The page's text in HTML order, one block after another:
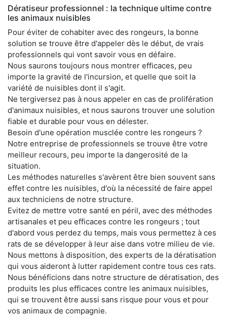
Dératiseur professionnel : la technique ultime contre
les animaux nuisibles
Pour éviter de cohabiter avec des rongeurs, la bonne
solution se trouve être d'appeler dès le début, de vrais
professionnels qui vont savoir vous en défaire.
Nous saurons toujours nous montrer efficaces, peu
importe la gravité de l'incursion, et quelle que soit la
variété de nuisibles dont il s'agit.
Ne tergiversez pas à nous appeler en cas de prolifération
d'animaux nuisibles, et nous saurons trouver une solution
fiable et durable pour vous en délester.
Besoin d'une opération musclée contre les rongeurs ?
Notre entreprise de professionnels se trouve être votre
meilleur recours, peu importe la dangerosité de la
situation.
Les méthodes naturelles s'avèrent être bien souvent sans
effet contre les nuisibles, d'où la nécessité de faire appel
aux techniciens de notre structure.
Evitez de mettre votre santé en péril, avec des méthodes
artisanales et peu efficaces contre les rongeurs ; tout
d'abord vous perdez du temps, mais vous permettez à ces
rats de se développer à leur aise dans votre milieu de vie.
Nous mettons à disposition, des experts de la dératisation
qui vous aideront à lutter rapidement contre tous ces rats.
Nous bénéficions dans notre structure de dératisation, des
produits les plus efficaces contre les animaux nuisibles,
qui se trouvent être aussi sans risque pour vous et pour
vos animaux de compagnie.